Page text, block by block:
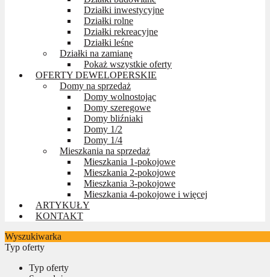
Działki inwestycyjne
Działki rolne
Działki rekreacyjne
Działki leśne
Działki na zamianę
Pokaż wszystkie oferty
OFERTY DEWELOPERSKIE
Domy na sprzedaż
Domy wolnostojąc
Domy szeregowe
Domy bliźniaki
Domy 1/2
Domy 1/4
Mieszkania na sprzedaż
Mieszkania 1-pokojowe
Mieszkania 2-pokojowe
Mieszkania 3-pokojowe
Mieszkania 4-pokojowe i więcej
ARTYKUŁY
KONTAKT
Wyszukiwarka
Typ oferty
Typ oferty